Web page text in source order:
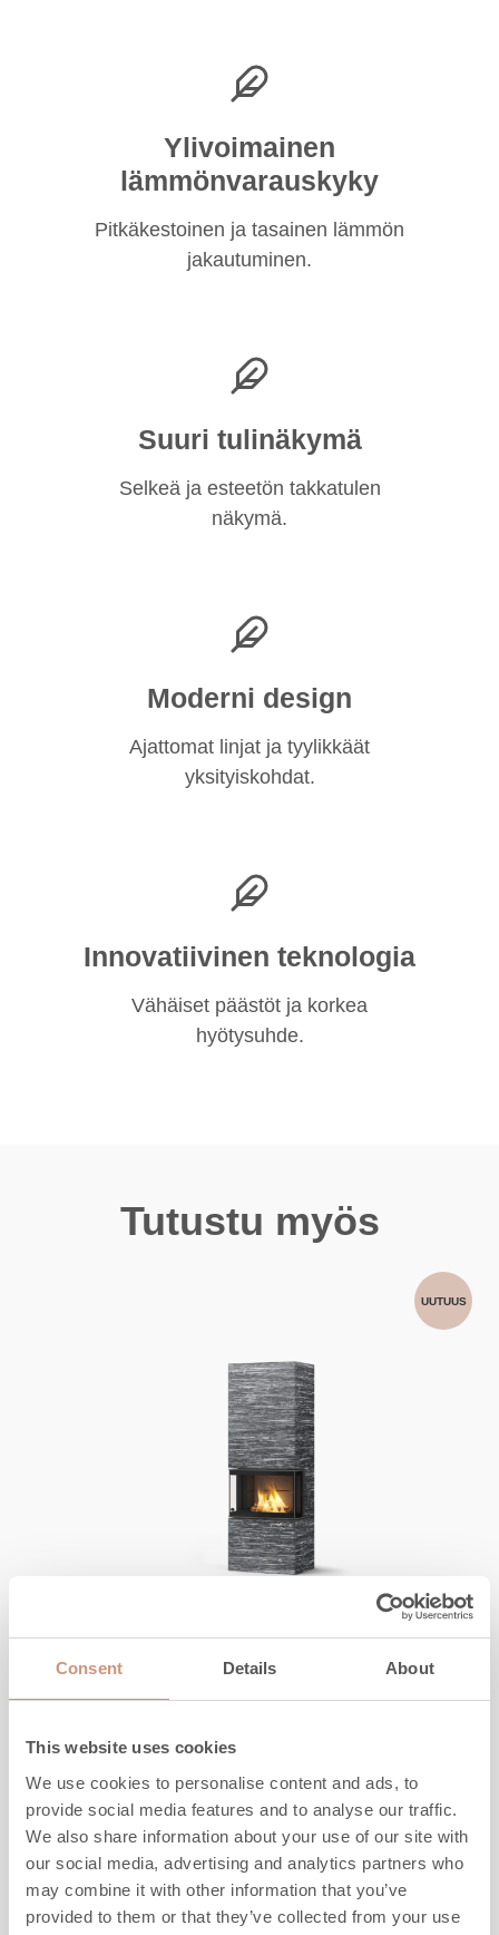
Consent Details About
This website uses cookies
We use cookies to personalise content and ads, to
provide social media features and to analyse our traffic.
We also share information about your use of our site with
our social media, advertising and analytics partners who
may combine it with other information that you’ve
provided to them or that they’ve collected from your use
Ylivoimainen
lämmönvarauskyky
Pitkäkestoinen ja tasainen lämmön
jakautuminen.
Suuri tulinäkymä
Selkeä ja esteetön takkatulen
näkymä.
Moderni design
Ajattomat linjat ja tyylikkäät
yksityiskohdat.
Innovatiivinen teknologia
Vähäiset päästöt ja korkea
hyötysuhde.
Tutustu myös
UUTUUS
Siera
Syvyys
440
Paino
600 850kg
TUTUSTU